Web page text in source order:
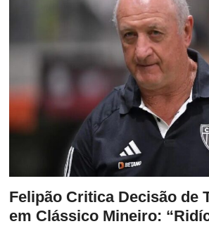
Felipão Critica Decisão de
em Clássico Mineiro: